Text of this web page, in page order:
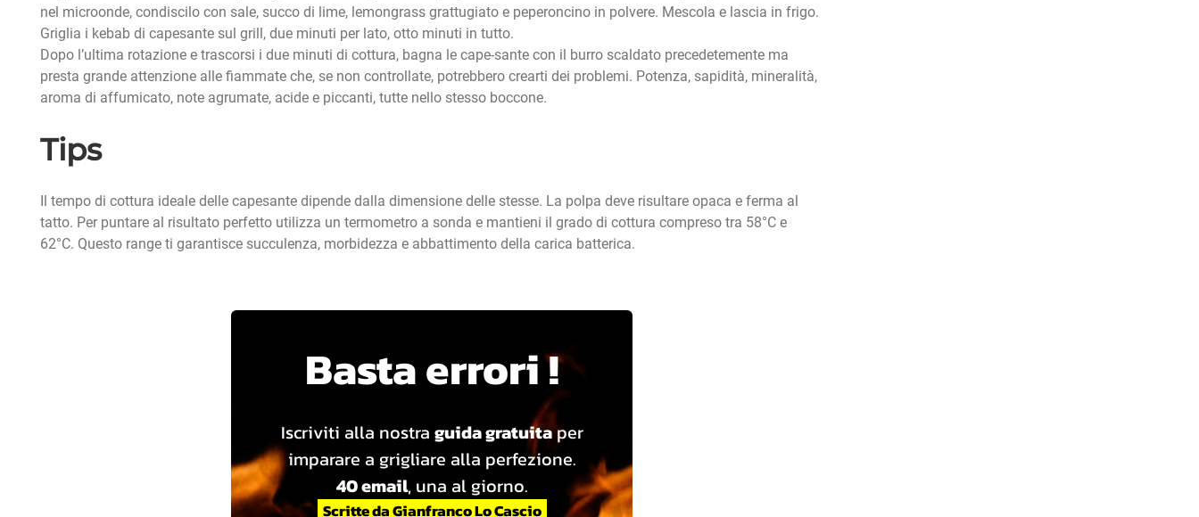
nel microonde, condiscilo con sale, succo di lime, lemongrass grattugiato e peperoncino in polvere. Mescola e lascia in frigo.
Griglia i kebab di capesante sul grill, due minuti per lato, otto minuti in tutto.
Dopo l’ultima rotazione e trascorsi i due minuti di cottura, bagna le cape-sante con il burro scaldato precedetemente ma
presta grande attenzione alle fiammate che, se non controllate, potrebbero crearti dei problemi. Potenza, sapidità, mineralità,
aroma di affumicato, note agrumate, acide e piccanti, tutte nello stesso boccone.
Tips
Il tempo di cottura ideale delle capesante dipende dalla dimensione delle stesse. La polpa deve risultare opaca e ferma al
tatto. Per puntare al risultato perfetto utilizza un termometro a sonda e mantieni il grado di cottura compreso tra 58°C e
62°C. Questo range ti garantisce succulenza, morbidezza e abbattimento della carica batterica.
Basta errori !
Iscriviti alla nostra guida gratuitaper
imparare a grigliare alla perfezione.
40 email, una al giorno.
Scritte da Gianfranco Lo Cascio